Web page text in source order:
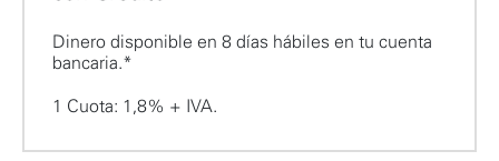
Dinero disponible en 8 días hábiles en tu cuenta
bancaria.*
1 Cuota: 1,8% + IVA.